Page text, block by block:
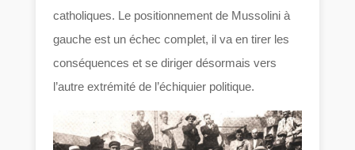
catholiques. Le positionnement de Mussolini à
gauche est un échec complet, il va en tirer les
conséquences et se diriger désormais vers
l’autre extrémité de l’échiquier politique.